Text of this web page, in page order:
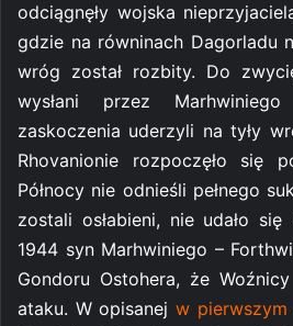
odciągnęły wojska
gdzie na równinach Dagorladu
wróg został rozbity. Do
wysłani przez
zaskoczenia uderzyli na tyły
Rhovanionie rozpoczęło się
Północy nie odnieśli pełnego
zostali osłabieni, nie udało
1944 syn Marhwiniego –
Gondoru Ostohera, że
ataku. W opisanejw